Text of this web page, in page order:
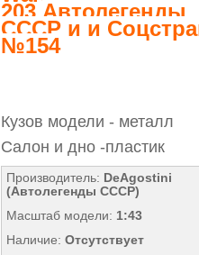
203 Автолегенды
СССР и и
№154
Кузов модели - металл
Салон и дно -пластик
Производитель: DeAgostini
(Автолегенды СССР)
Масштаб модели: 1:43
Наличие: Отсутствует